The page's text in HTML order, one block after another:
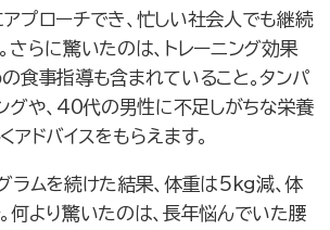
プローチでき、忙しい社会人でも継続
さらに驚いたのは、トレーニング効果
食事指導も含まれていること。タンパ
グや、40代の男性に不足しがちな栄養
アドバイスをもらえます。
ラムを続けた結果、体重は5kg減、体
何より驚いたのは、長年悩んでいた腰